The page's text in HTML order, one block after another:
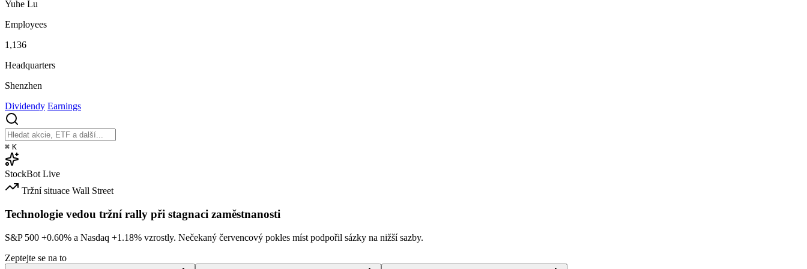
Yuhe Lu
Employees
1,136
Headquarters
Shenzhen
Dividendy Earnings
⌘ K
StockBot Live
Tržní situace Wall Street
Technologie vedou tržní rally při stagnaci zaměstnanosti
S&P 500 +0.60% a Nasdaq +1.18% vzrostly. Nečekaný červencový pokles míst podpořil sázky na nižší sazby.
Zeptejte se na to